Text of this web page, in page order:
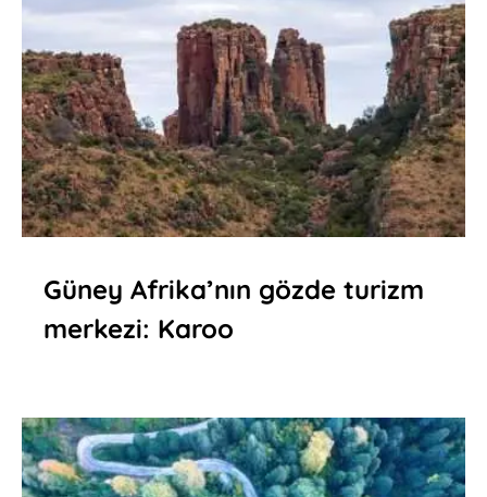
Güney Afrika’nın gözde turizm
merkezi: Karoo